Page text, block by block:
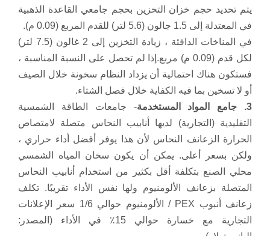
يتم تحديد حجم خزان التخزين بحجم جامعي القاعدة الذهبية
في المعتدلة إلى 1.5 جالون (5.6 لتر) للقدم المربع (0.09 م).
في المناخات الدافئة ، زيادة التخزين إلى 2 غالون (7.5 لتر)
لكل قدم (0.09 م) مربع.
إذا لم تحصل على النسبة المناسبة ،
فستكون هناك احتمالية أن يزداد النظام سخونة خلال الصيف
أو لا تسخين بما فيه الكفاية خلال فصل الشتاء.
3. جامع المواد المستخدمة
- جامعات الطاقة الشمسية
التقليدية (التجارية) لديها أنابيب النحاس متصلة لامتصاص
الحرارة الزعانف النحاس لأن هذا يوفر أفضل أداء حراري ،
ولكن بسعر أعلى. يمكن أن يكون سخان المياه الشمسي
محلي الصنع بتكلفة أقل بكثير من استخدام أنابيب النحاس
المتصلة بزعانف الألومنيوم ولها نفس الأداء تقريبًا. تكلف
زعانف أنبوب PEX / الألومنيوم حوالي 1/6 سعر الإعلانات
التجارية مع خسارة حوالي 15٪ في الأداء (المصدر: